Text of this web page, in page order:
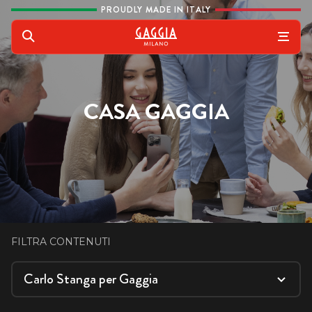
Vai al contenuto PROUDLY MADE IN ITALY
Gaggia
CASA GAGGIA
FILTRA CONTENUTI
Carlo Stanga per Gaggia